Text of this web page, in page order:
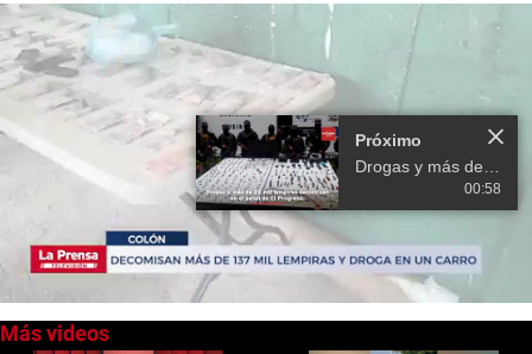
seconds
Próximo
Drogas y más de 22 mil lempiras decomisan en el penal de El Progreso
00:58